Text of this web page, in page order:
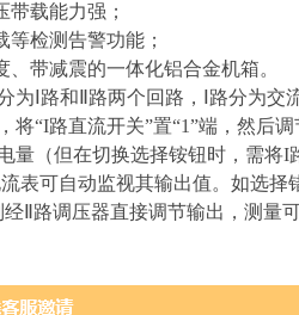
带载能力强；
等检测告警功能；
、带减震的一体化铝合金机箱。
为Ⅰ路和Ⅱ路两个回路，Ⅰ路分为
将“I路直流开关”置“1”端，然后
量（但在切换选择铵钮时，需将
表可自动监视其输出值。如选择
Ⅱ路调压器直接调节输出，测量
50Hz